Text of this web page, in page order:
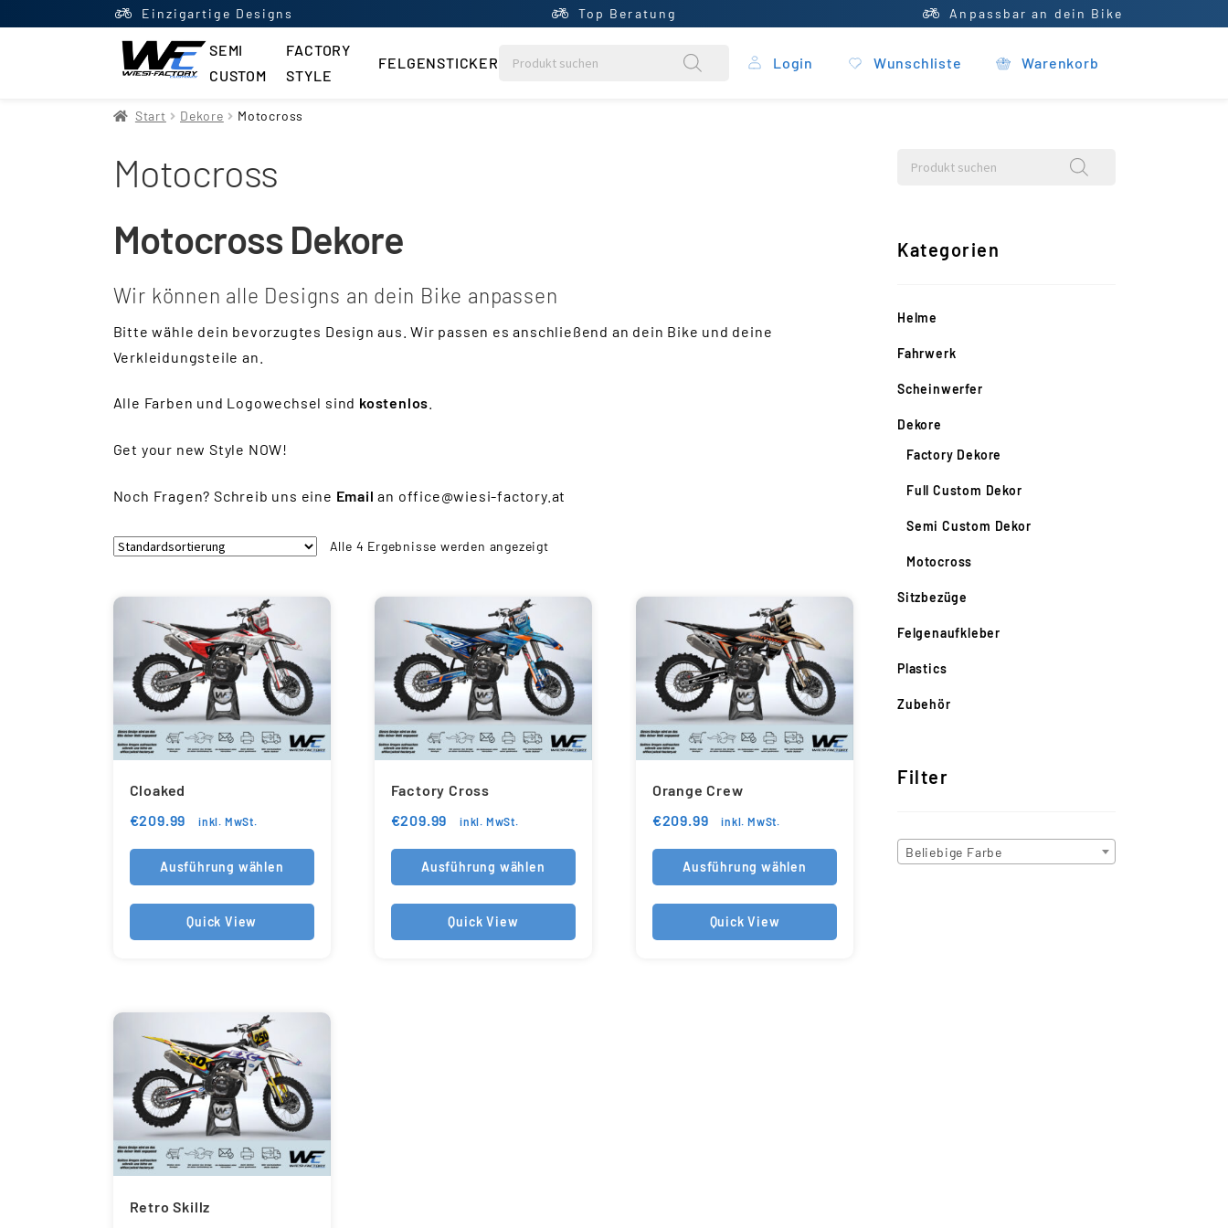
Einzigartige Designs Top Beratung Anpassbar an dein Bike
SEMI
CUSTOM
FACTORY
STYLE
FELGENSTICKER
StartAGB Datenschutzerklärung
Impressum
Login Wunschliste Warenkorb
Start Dekore Motocross
Motocross
Motocross Dekore
Wir können alle Designs an dein Bike anpassen
Bitte wähle dein bevorzugtes Design aus. Wir passen es anschließend an dein Bike und deine
Verkleidungsteile an.
Alle Farben und Logowechsel sind kostenlos
Get your new Style NOW!
Noch Fragen? Schreib uns eine Email an office@wiesi-factory.at
Alle 4 Ergebnisse werden angezeigt
Cloaked
€209.99 inkl. MwSt.
Ausführung wählen
Quick View
Factory Cross
€209.99 inkl. MwSt.
Ausführung wählen
Quick View
Orange Crew
€209.99 inkl. MwSt.
Ausführung wählen
Quick View
Retro Skillz
Kategorien
Helme
Fahrwerk
Scheinwerfer
Dekore
Factory Dekore
Full Custom Dekor
Semi Custom Dekor
Motocross
Sitzbezüge
Felgenaufkleber
Plastics
Zubehör
Filter
Beliebige Farbe